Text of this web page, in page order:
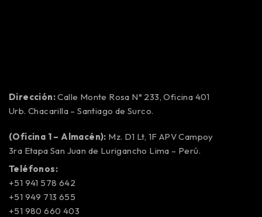
Dirección:Calle Monte Rosa N° 233, Oficina 401
Urb. Chacarilla – Santiago de Surco.
(Oficina 1 – Almacén): Mz. D1 Lt, 1F APV Campoy
3ra Etapa San Juan de Lurigancho Lima – Perú.
Teléfonos:
+51 941 578 642
+51 949 713 655
+51 980 660 403